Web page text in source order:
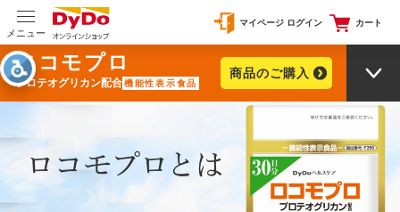
メニュー
マイページ ログイン カート
ロコモプロ
プロテオグリカン配合機能性表示食品
商品のご購入